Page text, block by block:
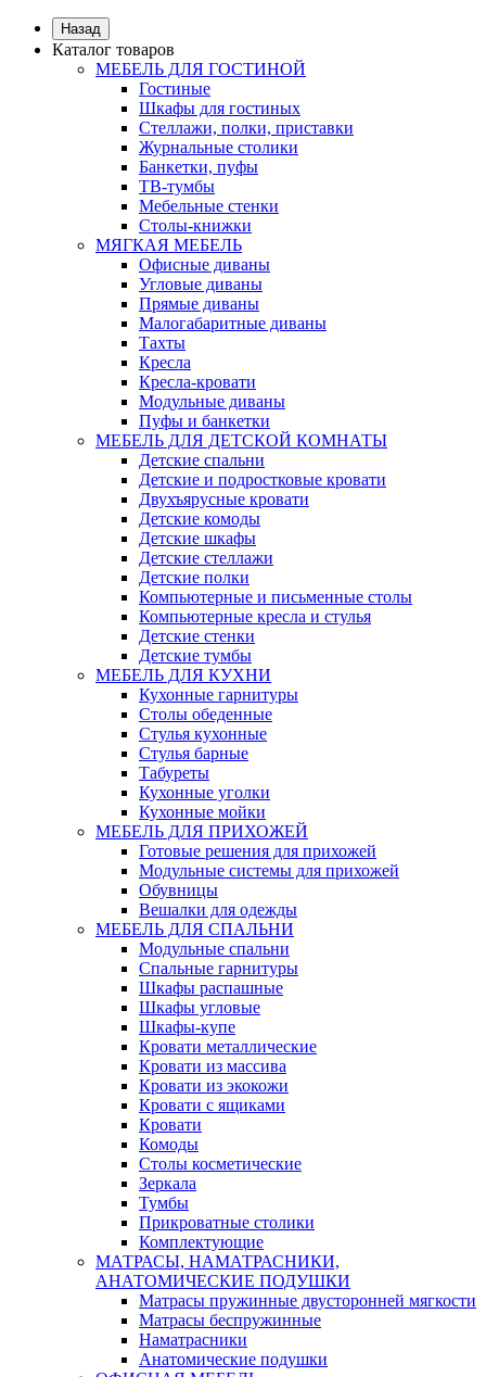
Назад
Каталог товаров
МЕБЕЛЬ ДЛЯ ГОСТИНОЙ
Гостиные
Шкафы для гостиных
Стеллажи, полки, приставки
Журнальные столики
Банкетки, пуфы
ТВ-тумбы
Мебельные стенки
Столы-книжки
МЯГКАЯ МЕБЕЛЬ
Офисные диваны
Угловые диваны
Прямые диваны
Малогабаритные диваны
Тахты
Кресла
Кресла-кровати
Модульные диваны
Пуфы и банкетки
МЕБЕЛЬ ДЛЯ ДЕТСКОЙ КОМНАТЫ
Детские спальни
Детские и подростковые кровати
Двухъярусные кровати
Детские комоды
Детские шкафы
Детские стеллажи
Детские полки
Компьютерные и письменные столы
Компьютерные кресла и стулья
Детские стенки
Детские тумбы
МЕБЕЛЬ ДЛЯ КУХНИ
Кухонные гарнитуры
Столы обеденные
Стулья кухонные
Стулья барные
Табуреты
Кухонные уголки
Кухонные мойки
МЕБЕЛЬ ДЛЯ ПРИХОЖЕЙ
Готовые решения для прихожей
Модульные системы для прихожей
Обувницы
Вешалки для одежды
МЕБЕЛЬ ДЛЯ СПАЛЬНИ
Модульные спальни
Спальные гарнитуры
Шкафы распашные
Шкафы угловые
Шкафы-купе
Кровати металлические
Кровати из массива
Кровати из экокожи
Кровати с ящиками
Кровати
Комоды
Столы косметические
Зеркала
Тумбы
Прикроватные столики
Комплектующие
МАТРАСЫ, НАМАТРАСНИКИ,
АНАТОМИЧЕСКИЕ ПОДУШКИ
Матрасы пружинные двусторонней мягкости
Матрасы беспружинные
Наматрасники
Анатомические подушки